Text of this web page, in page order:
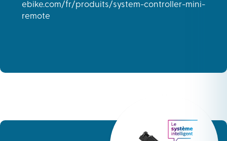
ebike.com/fr/produits/system-controller-mini-
remote